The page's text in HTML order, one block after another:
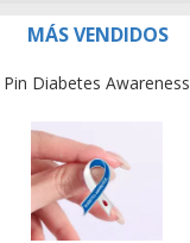
MÁS VENDIDOS
Pin Diabetes Awareness